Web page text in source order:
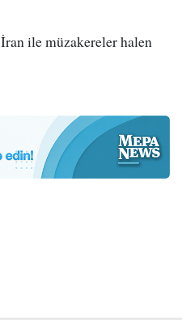
İran ile müzakereler halen